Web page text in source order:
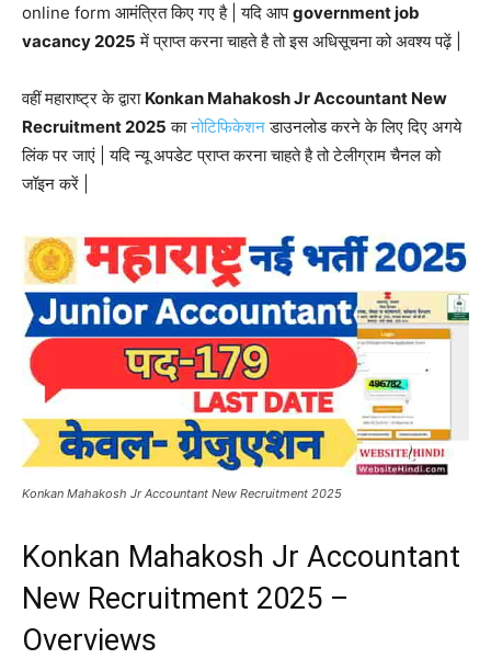
online form आमंत्रित किए गए है | यदि आपgovernment job
vacancy 2025 में प्राप्त करना चाहते है तो इस अधिसूचना को अवश्य पढ़ें |
वहीं महाराष्ट्र के द्वारा Konkan Mahakosh Jr Accountant New
Recruitment 2025 कानोटिफिकेशनडाउनलोड करने के लिए दिए अगये
लिंक पर जाएं | यदि न्यू अपडेट प्राप्त करना चाहते है तो टेलीग्राम चैनल को
जॉइन करें |
Konkan Mahakosh Jr Accountant New Recruitment 2025
Konkan Mahakosh Jr Accountant
New Recruitment 2025 –
Overviews